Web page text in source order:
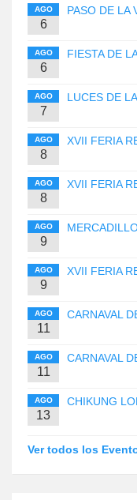
AGO
6
PASO DE LA
AGO
6
FIESTA DE
AGO
7
LUCES DE
AGO
8
XVII FERIA
AGO
8
XVII FERIA
AGO
9
AGO
9
XVII FERIA
AGO
11
CARNAVAL
AGO
11
CARNAVAL
AGO
13
CHIKUNG
Ver todos los